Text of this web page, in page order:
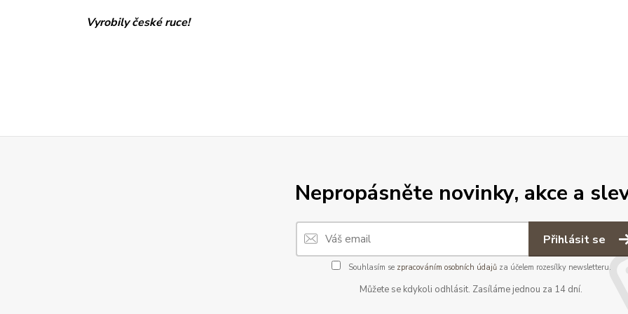
Vyrobily české ruce!
Nepropásněte novinky, akce a
Přihlásit se
Souhlasím se zpracováním osobních údajůza účelem rozesílky newsletteru.
Můžete se kdykoli odhlásit. Zasíláme jednou za 14 dní.